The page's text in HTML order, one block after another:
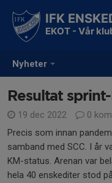
Nyheter
IFK
EKOT - Vår
Resultat sprint-
19 dec 2022
0
Precis som innan
samband med SCC. I år
KM-status. Arenan var
hela 40 enskediter stod